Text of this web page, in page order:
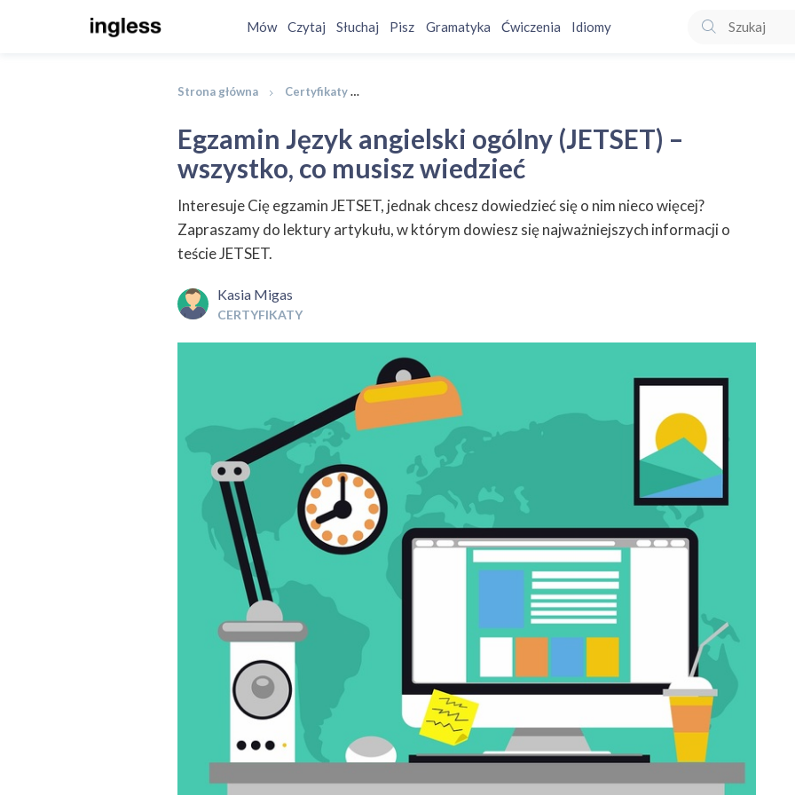
Mów Czytaj Słuchaj Pisz Gramatyka Ćwiczenia Idiomy
Strona główna Certyfikaty
Egzamin Język angielski ogólny (JETSET) –
wszystko, co musisz wiedzieć
Interesuje Cię egzamin JETSET, jednak chcesz dowiedzieć się o nim nieco więcej?
Zapraszamy do lektury artykułu, w którym dowiesz się najważniejszych informacji o
teście JETSET.
Kasia Migas
CERTYFIKATY